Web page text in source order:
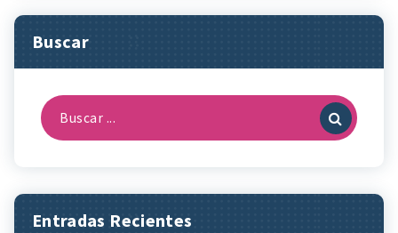
Buscar
Buscar:
Entradas Recientes